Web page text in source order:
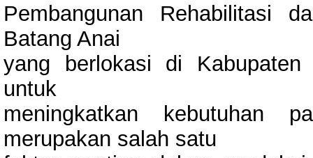
Pembangunan Rehabilitasi
Batang Anai
yang berlokasi di
untuk
meningkatkan kebutuhan
merupakan salah satu